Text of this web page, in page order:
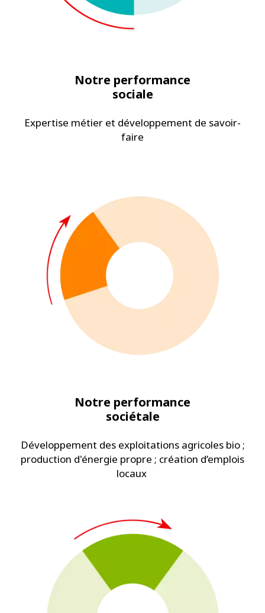
Notre performance
sociale
Expertise métier et développement de savoir-
faire
Notre performance
sociétale
Développement des exploitations agricoles bio ;
production d'énergie propre ; création d’emplois
locaux